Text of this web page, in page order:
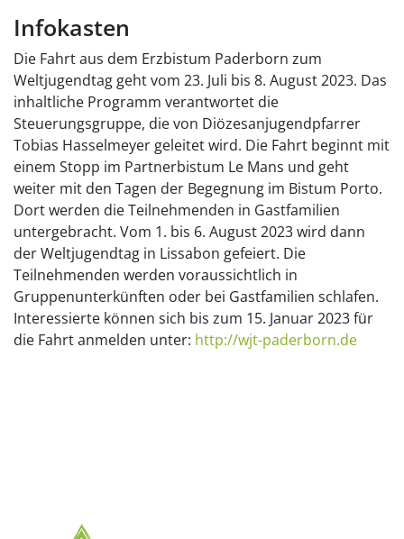
Infokasten
Die Fahrt aus dem Erzbistum Paderborn zum
Weltjugendtag geht vom 23. Juli bis 8. August 2023. Das
inhaltliche Programm verantwortet die
Steuerungsgruppe, die von Diözesanjugendpfarrer
Tobias Hasselmeyer geleitet wird. Die Fahrt beginnt mit
einem Stopp im Partnerbistum Le Mans und geht
weiter mit den Tagen der Begegnung im Bistum Porto.
Dort werden die Teilnehmenden in Gastfamilien
untergebracht. Vom 1. bis 6. August 2023 wird dann
der Weltjugendtag in Lissabon gefeiert. Die
Teilnehmenden werden voraussichtlich in
Gruppenunterkünften oder bei Gastfamilien schlafen.
Interessierte können sich bis zum 15. Januar 2023 für
die Fahrt anmelden unter: http://wjt-paderborn.de